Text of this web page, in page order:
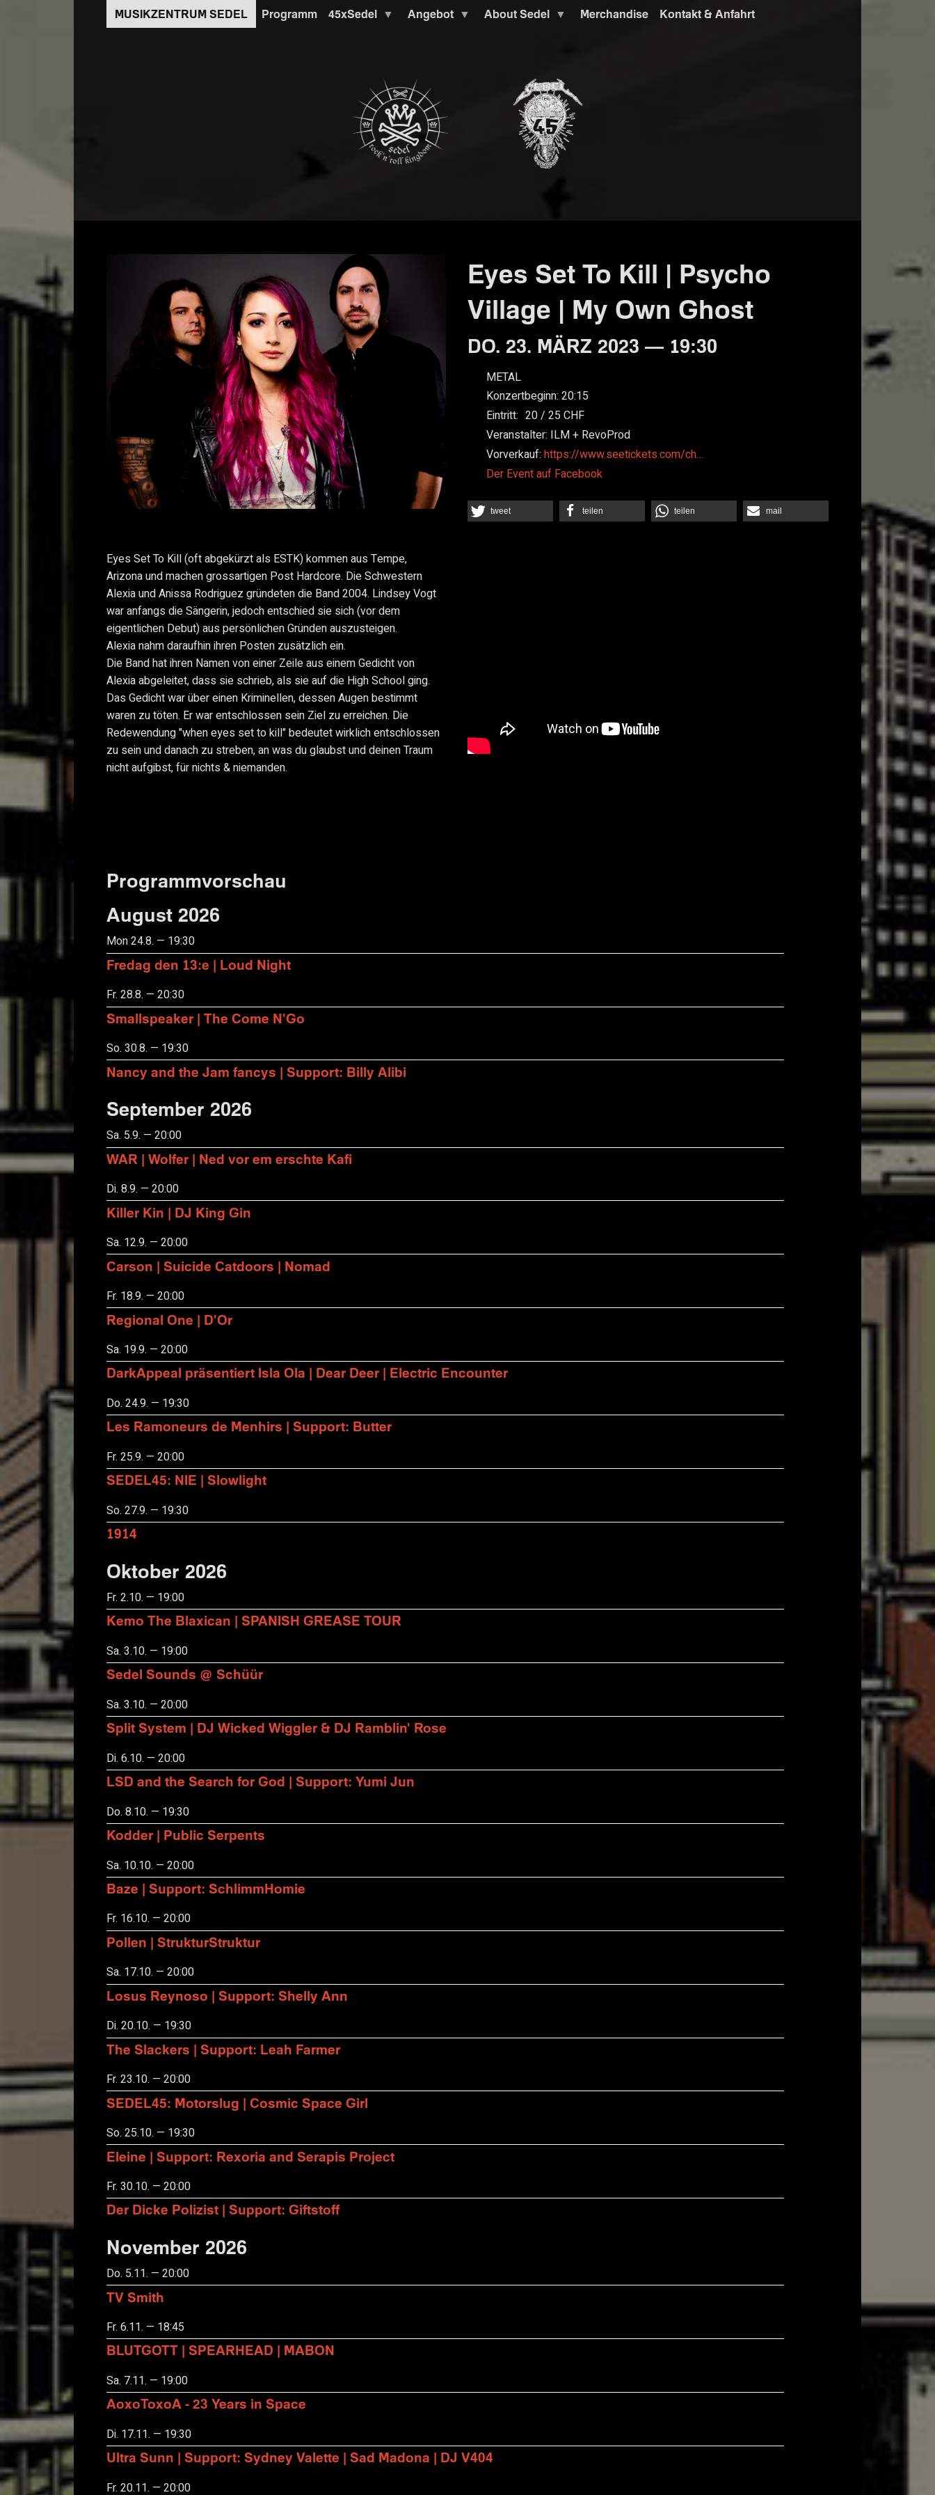
Programm 45xSedel Angebot About Sedel Merchandise Kontakt & Anfahrt
Eyes Set To Kill | Psycho
Village | My Own Ghost
DO. 23. MÄRZ 2023 — 19:30
METAL
Konzertbeginn: 20:15
Eintritt: 20
25
Veranstalter: ILM + RevoProd
Vorverkauf: https://www.seetickets.com/ch…
Der Event auf Facebook
tweet teilen teilen mail
Eyes Set To Kill (oft abgekürzt als ESTK) kommen aus Tempe,
Arizona und machen grossartigen Post Hardcore. Die Schwestern
Alexia und Anissa Rodriguez gründeten die Band 2004. Lindsey Vogt
war anfangs die Sängerin, jedoch entschied sie sich (vor dem
eigentlichen Debut) aus persönlichen Gründen auszusteigen.
Alexia nahm daraufhin ihren Posten zusätzlich ein.
Die Band hat ihren Namen von einer Zeile aus einem Gedicht von
Alexia abgeleitet, dass sie schrieb, als sie auf die High School ging.
Das Gedicht war über einen Kriminellen, dessen Augen bestimmt
waren zu töten. Er war entschlossen sein Ziel zu erreichen. Die
Redewendung "when eyes set to kill" bedeutet wirklich entschlossen
zu sein und danach zu streben, an was du glaubst und deinen Traum
nicht aufgibst, für nichts & niemanden.
Programmvorschau
August 2026
Mon 24.8. — 19:30
Fredag den 13:e | Loud Night
Fr. 28.8. — 20:30
Smallspeaker | The Come N'Go
So. 30.8. — 19:30
Nancy and the Jam fancys | Support: Billy Alibi
September 2026
Sa. 5.9. — 20:00
WAR | Wolfer | Ned vor em erschte Kafi
Di. 8.9. — 20:00
Killer Kin | DJ King Gin
Sa. 12.9. — 20:00
Carson | Suicide Catdoors | Nomad
Fr. 18.9. — 20:00
Regional One | D'Or
Sa. 19.9. — 20:00
DarkAppeal präsentiert Isla Ola | Dear Deer | Electric Encounter
Do. 24.9. — 19:30
Les Ramoneurs de Menhirs | Support: Butter
Fr. 25.9. — 20:00
SEDEL45: NIE | Slowlight
So. 27.9. — 19:30
1914
Oktober 2026
Fr. 2.10. — 19:00
Kemo The Blaxican | SPANISH GREASE TOUR
Sa. 3.10. — 19:00
Sedel Sounds @ Schüür
Sa. 3.10. — 20:00
Split System | DJ Wicked Wiggler & DJ Ramblin' Rose
Di. 6.10. — 20:00
LSD and the Search for God | Support: Yumi Jun
Do. 8.10. — 19:30
Kodder | Public Serpents
Sa. 10.10. — 20:00
Baze | Support: SchlimmHomie
Fr. 16.10. — 20:00
Pollen | StrukturStruktur
Sa. 17.10. — 20:00
Losus Reynoso | Support: Shelly Ann
Di. 20.10. — 19:30
The Slackers | Support: Leah Farmer
Fr. 23.10. — 20:00
SEDEL45: Motorslug | Cosmic Space Girl
So. 25.10. — 19:30
Eleine | Support: Rexoria and Serapis Project
Fr. 30.10. — 20:00
Der Dicke Polizist | Support: Giftstoff
November 2026
Do. 5.11. — 20:00
TV Smith
Fr. 6.11. — 18:45
BLUTGOTT | SPEARHEAD | MABON
Sa. 7.11. — 19:00
AoxoToxoA - 23 Years in Space
Di. 17.11. — 19:30
Ultra Sunn | Support: Sydney Valette | Sad Madona | DJ V404
Fr. 20.11. — 20:00